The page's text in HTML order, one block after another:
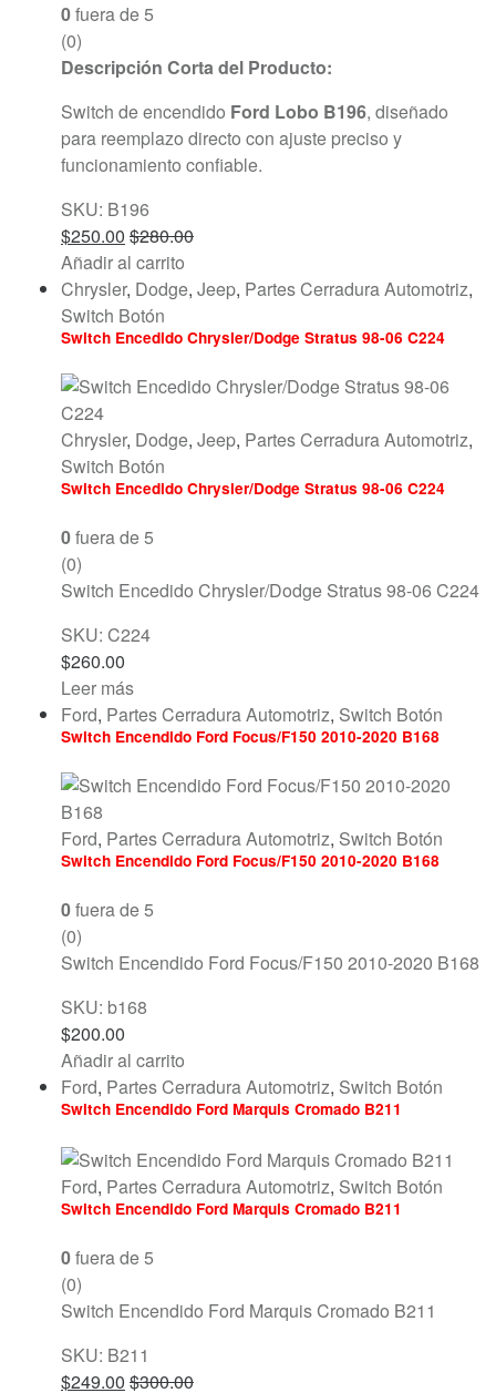
0fuera de 5
(0)
Descripción Corta del Producto:
Switch de encendido Ford Lobo B196, diseñado
para reemplazo directo con ajuste preciso y
funcionamiento confiable.
SKU: B196
$250.00 $280.00
Añadir al carrito
Chrysler, Dodge, Jeep, Partes Cerradura Automotriz,
Switch Botón
Switch Encedido Chrysler/Dodge Stratus 98-06 C224
Chrysler, Dodge, Jeep, Partes Cerradura Automotriz,
Switch Botón
Switch Encedido Chrysler/Dodge Stratus 98-06 C224
0fuera de 5
(0)
Switch Encedido Chrysler/Dodge Stratus 98-06 C224
SKU: C224
$260.00
Leer más
Ford, Partes Cerradura Automotriz, Switch Botón
Switch Encendido Ford Focus/F150 2010-2020 B168
Ford, Partes Cerradura Automotriz, Switch Botón
Switch Encendido Ford Focus/F150 2010-2020 B168
0fuera de 5
(0)
Switch Encendido Ford Focus/F150 2010-2020 B168
SKU: b168
$200.00
Añadir al carrito
Ford, Partes Cerradura Automotriz, Switch Botón
Switch Encendido Ford Marquis Cromado B211
Ford, Partes Cerradura Automotriz, Switch Botón
Switch Encendido Ford Marquis Cromado B211
0fuera de 5
(0)
Switch Encendido Ford Marquis Cromado B211
SKU: B211
$249.00 $300.00